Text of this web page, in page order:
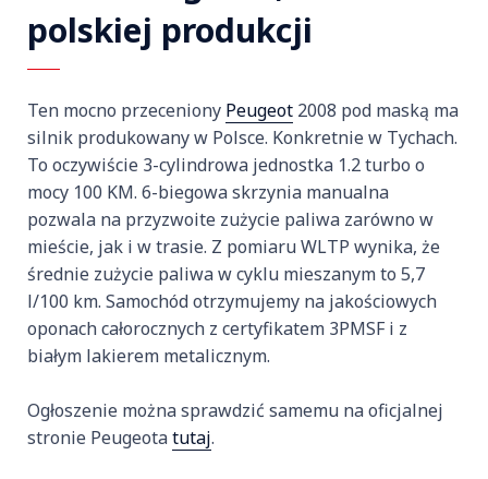
polskiej produkcji
Ten mocno przeceniony Peugeot 2008 pod maską ma
silnik produkowany w Polsce. Konkretnie w Tychach.
To oczywiście 3-cylindrowa jednostka 1.2 turbo o
mocy 100 KM. 6-biegowa skrzynia manualna
pozwala na przyzwoite zużycie paliwa zarówno w
mieście, jak i w trasie. Z pomiaru WLTP wynika, że
średnie zużycie paliwa w cyklu mieszanym to 5,7
l/100 km. Samochód otrzymujemy na jakościowych
oponach całorocznych z certyfikatem 3PMSF i z
białym lakierem metalicznym.
Ogłoszenie można sprawdzić samemu na oficjalnej
stronie Peugeotatutaj.